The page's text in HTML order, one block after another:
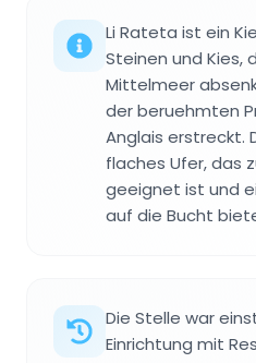
Li Rateta ist ein
Steinen und Kies,
Mittelmeer
der beruehmten
Anglais erstreckt.
flaches Ufer, das
geeignet ist und
auf die Bucht
Die Stelle war
Einrichtung mit